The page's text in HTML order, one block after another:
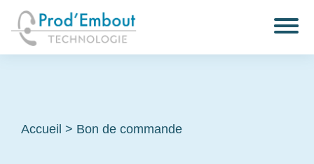
Accueil > Bon de commande